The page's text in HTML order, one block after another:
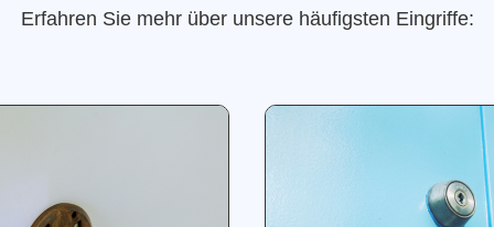
Erfahren Sie mehr über unsere häufigsten Eingriffe: